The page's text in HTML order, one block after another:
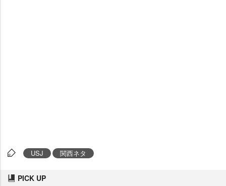
USJ 関西ネタ
PICK UP